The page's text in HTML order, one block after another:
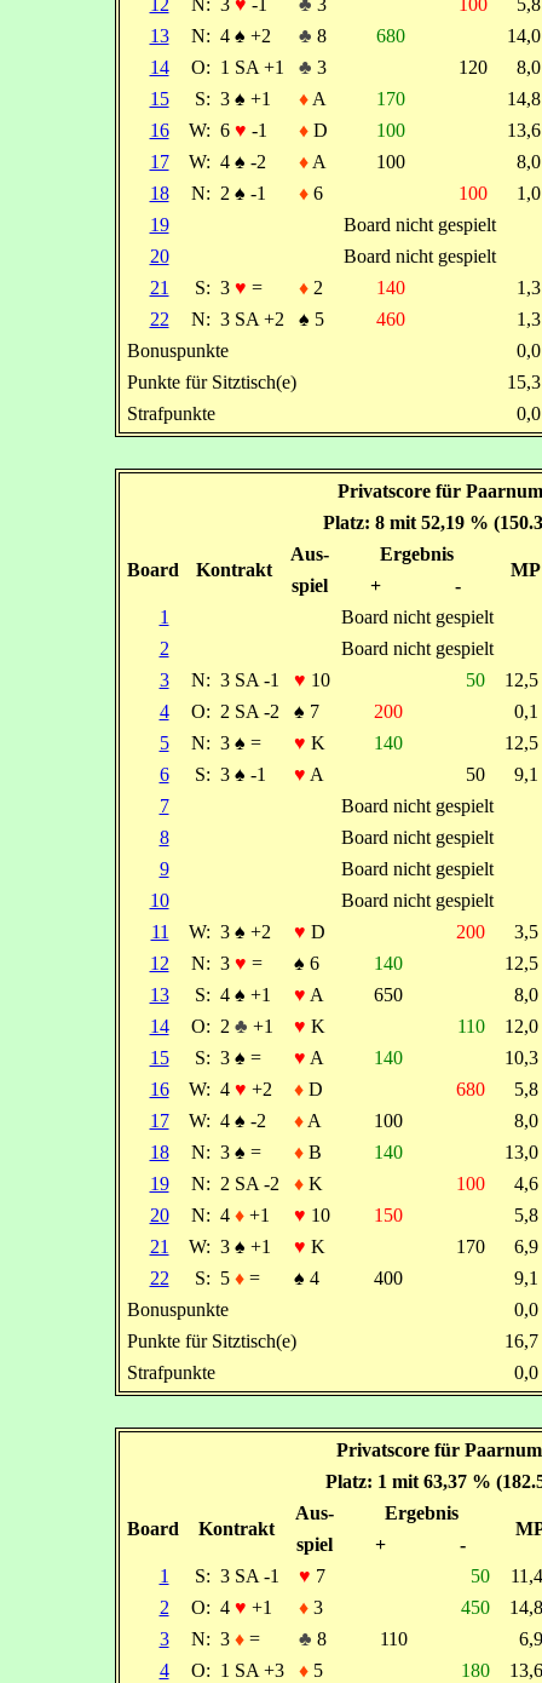
12 N: 3 ♥ -1 ♣ 3 100
13
N: 4 ♠ +2 ♣ 8 680
14
O: 1 SA +1 ♣ 3 120
15
S: 3 ♠ +1 ♦A 170
16
W: 6 ♥ -1 ♦D 100
17
W: 4 ♠ -2 ♦A 100
18
N: 2 ♠ -1 ♦6 100
19
Board nicht gespielt
20
Board nicht gespielt
21
S: 3 ♥ = ♦2 140
22
N: 3 SA +2 ♠ 5 460
Bonuspunkte
Punkte für Sitztisch(e)
Strafpunkte
Privatscore für
Platz: 8 mit 52,19 %
Board Kontrakt
Aus- Ergebnis
MP
spiel +
-
1
Board nicht gespielt
2
Board nicht gespielt
3
N: 3 SA -1 ♥ 10 50
4
O: 2 SA -2 ♠ 7 200
5
N: 3 ♠ = ♥ K 140
6
S: 3 ♠ -1 ♥ A 50
7
Board nicht gespielt
8
Board nicht gespielt
9
Board nicht gespielt
10
Board nicht gespielt
11
W: 3 ♠ +2 ♥ D 200
12
N: 3 ♥ = ♠ 6 140
13
S: 4 ♠ +1 ♥ A 650
14
O: 2 ♣ +1 ♥ K 110
15
S: 3 ♠ = ♥ A 140
16
W: 4 ♥ +2 ♦D 680
17
W: 4 ♠ -2 ♦A 100
18
N: 3 ♠ = ♦B 140
19
N: 2 SA -2 ♦K 100
20
N: 4 ♦+1 ♥ 10 150
21
W: 3 ♠ +1 ♥ K 170
22
S: 5 ♦= ♠ 4 400
Bonuspunkte
Punkte für Sitztisch(e)
Strafpunkte
Privatscore für
Platz: 1 mit 63,37 %
Board Kontrakt
Aus- Ergebnis
spiel +
-
1
S: 3 SA -1 ♥ 7 50
2
O: 4 ♥ +1 ♦3 450
3
N: 3 ♦= ♣ 8 110
4
O: 1 SA +3 ♦5 180